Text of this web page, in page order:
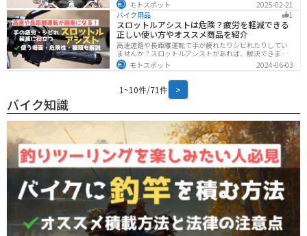
時だけ使えます。バイクを降りてからのファッションと
しても使えるおしゃれアイテムです。
モトスポット
2025-02-21
バイク用品
1
スロットルアシストは危険？疲労を軽減できる
正しい使い方やオススメ商品を紹介
高速道路や長距離運転で手が疲れたりシビれたりしてい
ませんか？スロットルアシストがあれば、解決できま
す。この記事ではスロットルアシストを安全に使う場
面、危険性、種類、オススメの商品について解説しま
す。長距離運転をもっと楽にしたいと思っている人は参
考にしてください。
モトスポット 2024-06-03
1~10件/71件 >
バイク知識